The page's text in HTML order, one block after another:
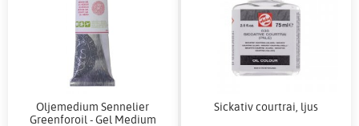
Oljemedium Sennelier
Greenforoil - Gel Medium
Sickativ courtrai, ljus